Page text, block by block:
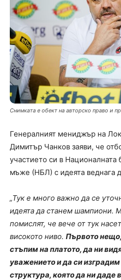
Снимката е обект на авторско право и
Генералният мениджър на
Димитър Чанков заяви, че
участието си в Националната
мъже (НБЛ) с идеята веднага
„Тук е много важно да се
идеята да станем шампиони.
помислят, че вече от тук
високото ниво. Първото
стъпим на платото, да ни
уважението и да си
структура, която да ни даде